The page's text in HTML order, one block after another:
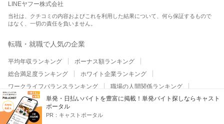
単発・日払いバイトを豊富に掲載！単発バイト探しならキャスト
ポータル
PR： キャストポータル
LINEヤフー株式会社
当社は、クチコミの内容およびこれを利用した結果について、何ら保証するもので
はなく、一切の責任を負いません。
転職・就職で人気の企業
平均年収ランキング
ボーナス額ランキング
総合満足度ランキング
ホワイト企業ランキング
ワークライフバランスランキング
職場の人間関係ランキング
平均残業時間ランキング
テレワーク・リモートワークランキング
給与・昇給・福利厚生ランキング